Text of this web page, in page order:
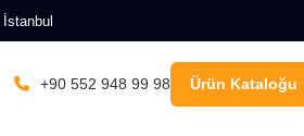
+90 552 948 99 98 Ürün Kataloğu